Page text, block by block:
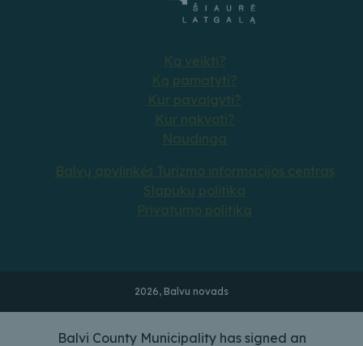
Ką veikti?
Ką pamatyti?
Kur pavalgyti?
Kur nakvoti?
Naudinga
Balvų apylinkės Turizmo informacijos centras
Slapukų politika
Privatumo politika
2026, Balvu novads
Balvi County Municipality has signed an